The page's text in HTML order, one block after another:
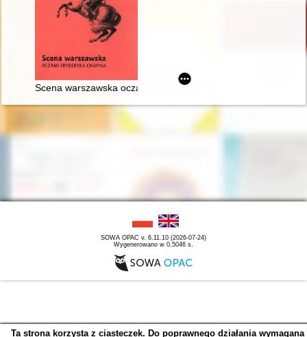
Scena warszawska oczami Fryderyka Chopina
SOWA OPAC v. 6.11.10 (2026-07-24)
Wygenerowano w 0,5046 s.
Ta strona korzysta z ciasteczek. Do poprawnego działania wymagana